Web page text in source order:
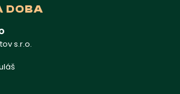
DOBA
s.r.o.